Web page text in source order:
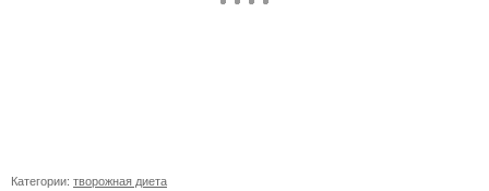
Категории: творожная диета